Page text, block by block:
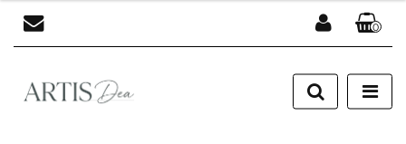
Zaloguj się
Zarejestruj się
0